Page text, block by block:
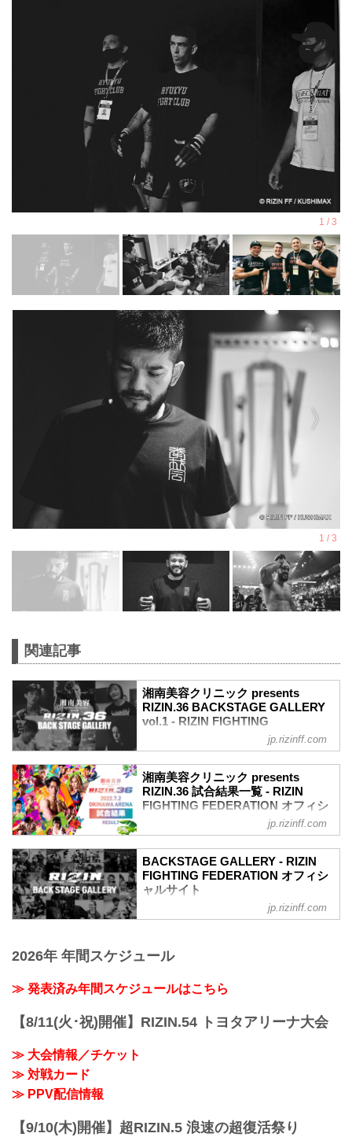
関連記事
湘南美容クリニック presents
RIZIN.36 BACKSTAGE GALLERY
vol.1 - RIZIN FIGHTING
FEDERATION オフィシャルサイト
収めた「BACKSTAGE GALLERY」
第1試合～第9試合までのvol.2はこちら
第13試合 ／鈴木博昭 vs. 平本蓮
第12試合 ／山本美憂 vs. 大島沙緒里
大島沙緒里4
山本美憂3
第11試合 ／砂辺光久 vs. 中務修良
砂辺光久3
山本空良3
カイル・アグォン2
関連記事
BACKSTAGE G...
jp.rizinff.com
湘南美容クリニック presents
RIZIN.36 試合結果一覧 - RIZIN
FIGHTING FEDERATION オフィシ
RIZIN MMAルール：5分 3R（66.0kg）
（LOSE）鈴木博昭 vs. 平本蓮（WIN）
3R 判定 （1-2）
第12試合 ／山本美憂 vs. 大島沙緒里
（WIN）
≫ 試合結果詳細
RIZIN MMAルール：5分 3R（54.0kg）
jp.rizinff.com
BACKSTAGE GALLERY - RIZIN
FIGHTING FEDERATION オフィシ
ャルサイト
BACKSTAGE GALLERY の記事一覧 - 格
イジン ファイティング フェデレーショ
いきます。
jp.rizinff.com
2026年 年間スケジュール
≫ 発表済み年間スケジュールはこちら
【8/11(火･祝)開催】RIZIN.54 トヨタアリーナ大会
≫ 大会情報／チケット
≫ 対戦カード
≫ PPV配信情報
【9/10(木)開催】超RIZIN.5 浪速の超復活祭り